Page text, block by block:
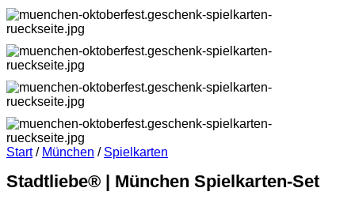
Start / München / Spielkarten
Stadtliebe® | München Spielkarten-Set